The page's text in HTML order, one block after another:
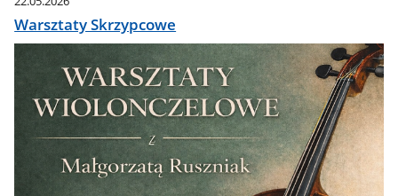
Warsztaty Skrzypcowe